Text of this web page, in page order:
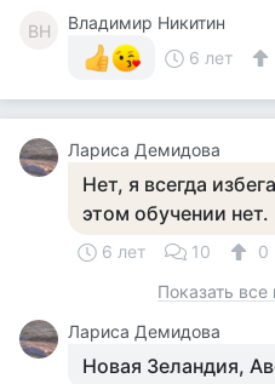
ВН
Владимир Никитин
6 лет
Лариса Демидова
Нет, я всегда
этом обучении нет.
6 лет 10
0
Показать
Лариса Демидова
Новая Зеландия,